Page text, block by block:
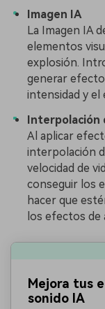
Imagen IA
La Imagen IA
elementos
explosión.
generar
intensidad y el
Interpolación
Al aplicar
interpolación
velocidad de
conseguir los
hacer que
los efectos de
Mejora tus
sonido IA